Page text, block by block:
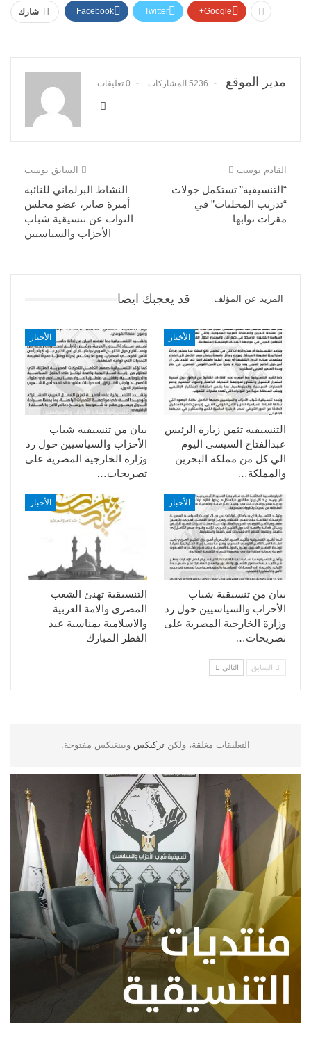
شارك Facebook Twitter Google+
مدير الموقع 5236 المشاركات 0 تعليقات
السابق بوست
النشاط البرلماني للنائبة
أميرة صابر، عضو مجلس
النواب عن تنسيقية شباب
الأحزاب والسياسيين
القادم بوست
“التنسيقية” تستكمل جولات
“تدريب المحليات” في
مقرات نوابها
قد يعجبك ايضا المزيد عن المؤلف
الأخبار
بيان من تنسيقية شباب
الأحزاب والسياسيين حول رد
وزارة الخارجية المصرية على
تصريحات…
الأخبار
التنسيقية تثمن زيارة الرئيس
عبدالفتاح السيسى اليوم
الي كل من مملكة البحرين
والمملكة…
الأخبار
التنسيقية تهنئ الشعب
المصري والامة العربية
والاسلامية بمناسبة عيد
الفطر المبارك
الأخبار
بيان من تنسيقية شباب
الأحزاب والسياسيين حول رد
وزارة الخارجية المصرية على
تصريحات…
السابق التالي
التعليقات مغلقة، ولكن تركبكس وبينغبكس مفتوحة.